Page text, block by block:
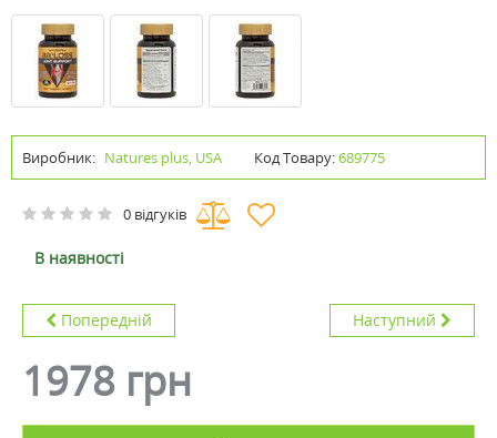
Виробник: Natures plus, USA Код Товару:689775
0 відгуків
В наявності
Попередній Наступний
1978 грн